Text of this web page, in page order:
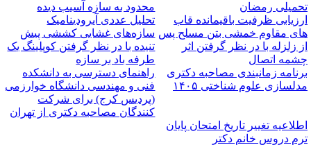
رمضان
محدود به سازه آسیب دیده
ظرفیت باقیمانده قاب
مقاوم خمشی بتن مسلح پس
زلزله با در نظر گرفتن اثر
اتصال
تحلیل عددی آیرودینامیک
سازه‌‌های غشایی کششی پیش
تنیده با در نظر گرفتن کوپلینگ یک
طرفه باد بر سازه
زمانبندی مصاحبه دکتری
علوم شناختی ۱۴۰۵
راهنمای دسترسی به دانشکده
فنی و مهندسی دانشگاه خوارزمی
(پردیس کرج) برای شرکت
کنندگان مصاحبه دکتری از تهران
تغییر تاریخ امتحان پایان‌
دروس خانم دکتر